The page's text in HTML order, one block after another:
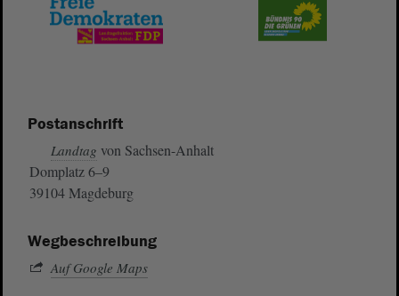
Postanschrift
Landtag von Sachsen-Anhalt
Domplatz 6–9
39104 Magdeburg
Wegbeschreibung
Auf Google Maps